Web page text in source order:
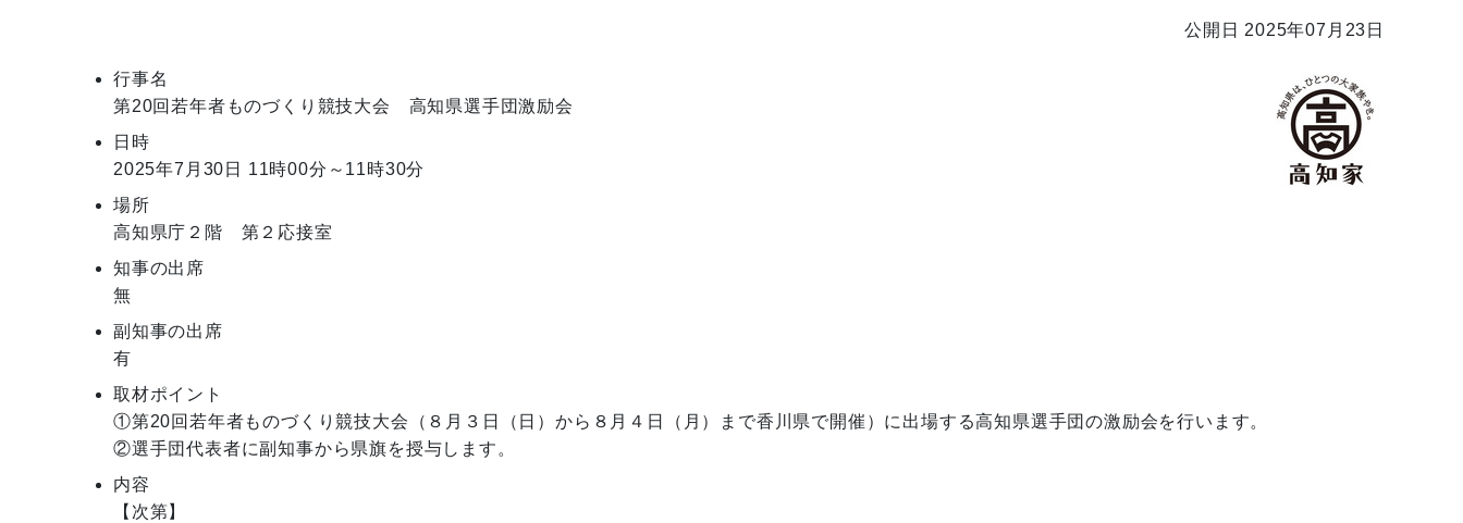
公開日 2025年07月23日
行事名
第20回若年者ものづくり競技大会 高知県選手団激励会
日時
2025年7月30日
11時00分～11時30分
場所
高知県庁２階 第２応接室
知事の出席
無
副知事の出席
有
取材ポイント
①第20回若年者ものづくり競技大会（８月３日（日）から８月４日（月）まで香川県で開催）に出場する高知県選手団の激励会を行います。
内容
【次第】